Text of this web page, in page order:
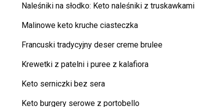
Naleśniki na słodko: Keto naleśniki z truskawkami
Malinowe keto kruche ciasteczka
Francuski tradycyjny deser creme brulee
Krewetki z patelni i puree z kalafiora
Keto serniczki bez sera
Keto burgery serowe z portobello